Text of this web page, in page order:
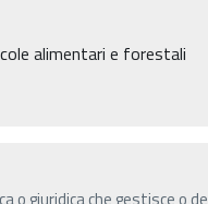
alimentari e forestali
o giuridica che gestisce o